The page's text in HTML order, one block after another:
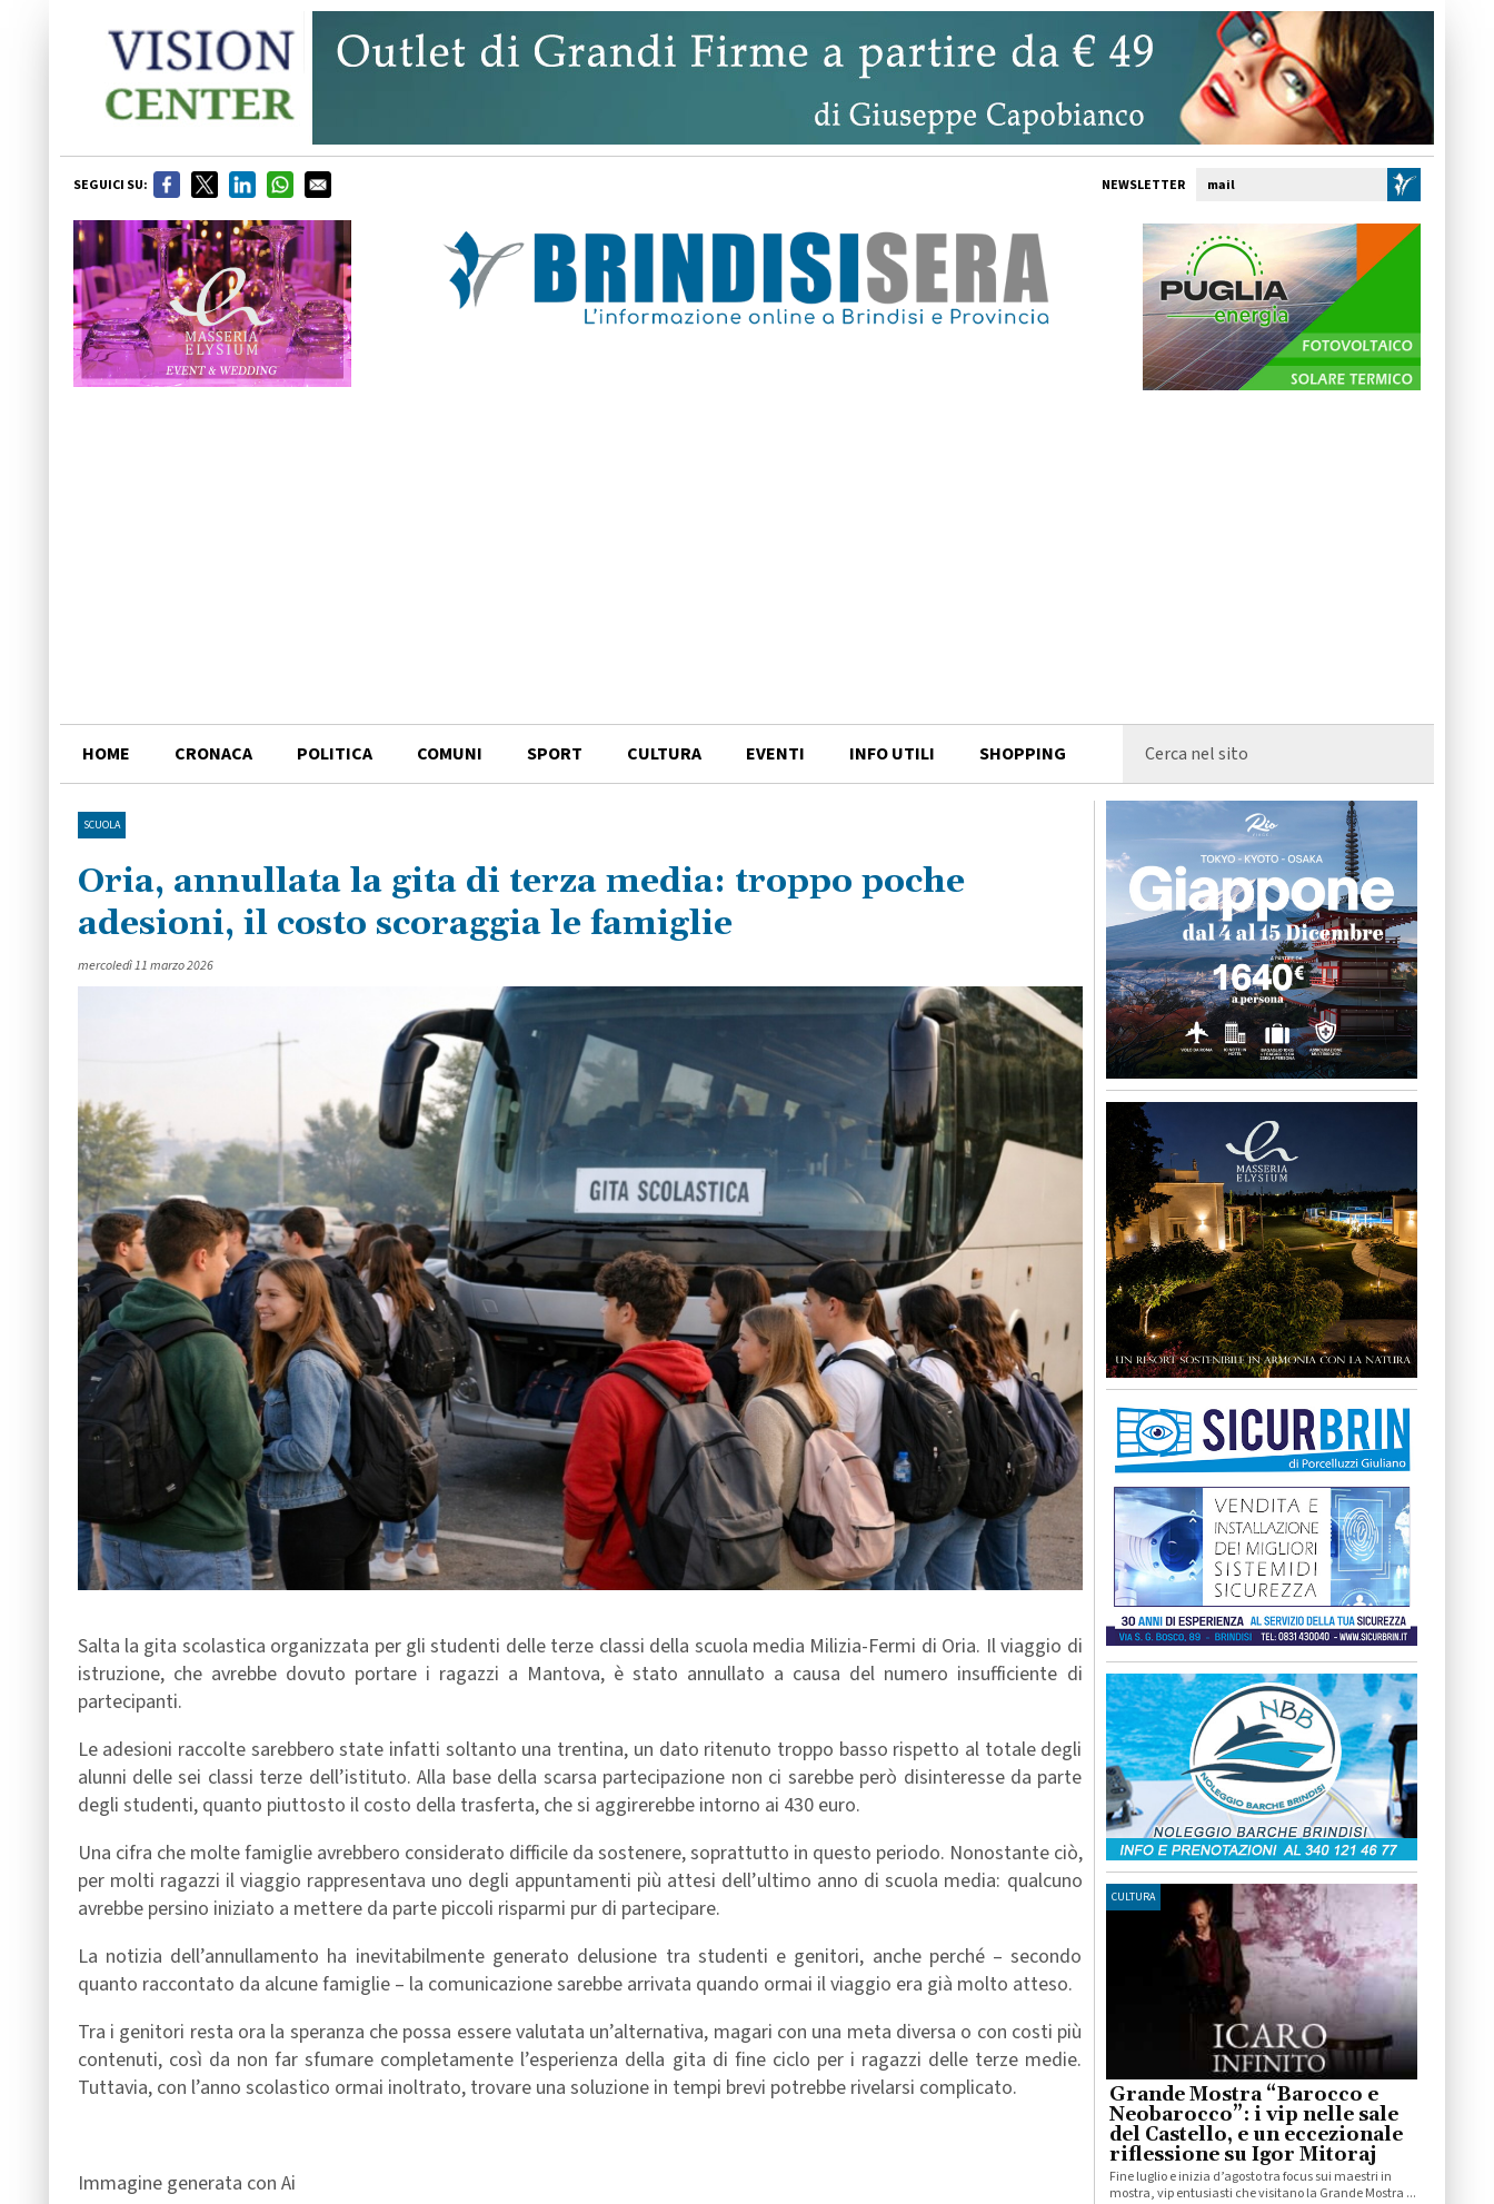
SEGUICI SU: NEWSLETTER
HOME CRONACA POLITICA COMUNI SPORT CULTURA EVENTI INFO UTILI SHOPPING
SCUOLA
Oria, annullata la gita di terza media: troppo poche
adesioni, il costo scoraggia le famiglie
mercoledì 11 marzo 2026
Salta la gita scolastica organizzata per gli studenti delle terze classi della scuola media Milizia-Fermi di Oria. Il viaggio di
istruzione, che avrebbe dovuto portare i ragazzi a Mantova, è stato annullato a causa del numero insufficiente di
partecipanti.
Le adesioni raccolte sarebbero state infatti soltanto una trentina, un dato ritenuto troppo basso rispetto al totale degli
alunni delle sei classi terze dell’istituto. Alla base della scarsa partecipazione non ci sarebbe però disinteresse da parte
degli studenti, quanto piuttosto il costo della trasferta, che si aggirerebbe intorno ai 430 euro.
Una cifra che molte famiglie avrebbero considerato difficile da sostenere, soprattutto in questo periodo. Nonostante ciò,
per molti ragazzi il viaggio rappresentava uno degli appuntamenti più attesi dell’ultimo anno di scuola media: qualcuno
avrebbe persino iniziato a mettere da parte piccoli risparmi pur di partecipare.
La notizia dell’annullamento ha inevitabilmente generato delusione tra studenti e genitori, anche perché – secondo
quanto raccontato da alcune famiglie – la comunicazione sarebbe arrivata quando ormai il viaggio era già molto atteso.
Tra i genitori resta ora la speranza che possa essere valutata un’alternativa, magari con una meta diversa o con costi più
contenuti, così da non far sfumare completamente l’esperienza della gita di fine ciclo per i ragazzi delle terze medie.
Tuttavia, con l’anno scolastico ormai inoltrato, trovare una soluzione in tempi brevi potrebbe rivelarsi complicato.
Immagine generata con Ai
CULTURA
Grande Mostra “Barocco e
Neobarocco”: i vip nelle sale
del Castello, e un eccezionale
riflessione su Igor Mitoraj
Fine luglio e inizia d’agosto tra focus sui maestri in
mostra, vip entusiasti che visitano la Grande Mostra ...